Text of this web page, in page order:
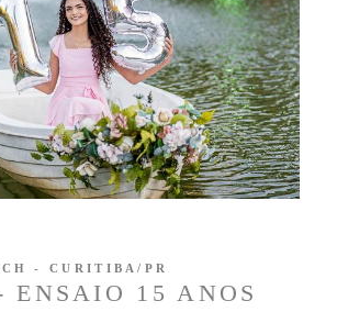
15 ANOS
- CURITIBA/PR